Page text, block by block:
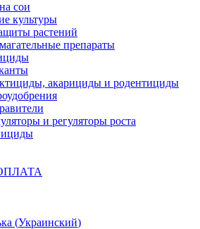
сои
культуры
растений
препараты
акарициды и родентициды
и регуляторы роста
(Украинский)